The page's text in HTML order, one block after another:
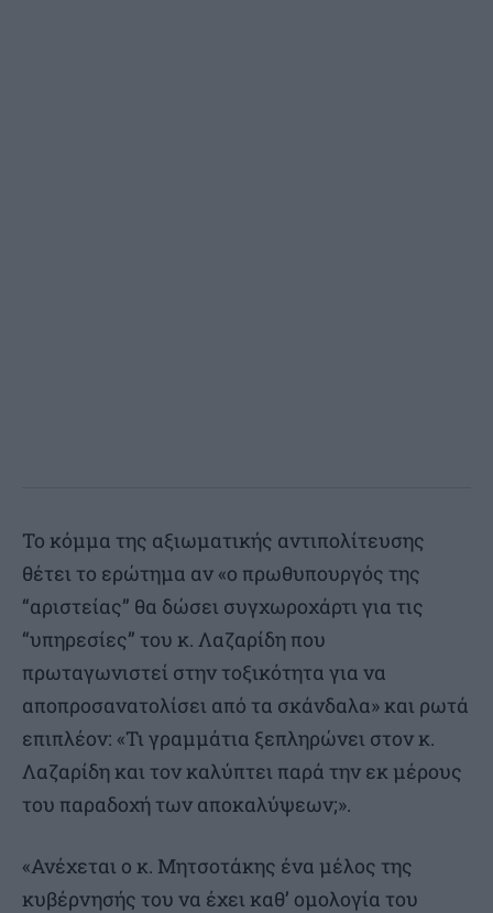
Το κόμμα της αξιωματικής αντιπολίτευσης
θέτει το ερώτημα αν «ο πρωθυπουργός της
“αριστείας” θα δώσει συγχωροχάρτι για τις
“υπηρεσίες” του κ. Λαζαρίδη που
πρωταγωνιστεί στην τοξικότητα για να
αποπροσανατολίσει από τα σκάνδαλα» και ρωτά
επιπλέον: «Τι γραμμάτια ξεπληρώνει στον κ.
Λαζαρίδη και τον καλύπτει παρά την εκ μέρους
του παραδοχή των αποκαλύψεων;».
«Ανέχεται ο κ. Μητσοτάκης ένα μέλος της
κυβέρνησής του να έχει καθ’ ομολογία του